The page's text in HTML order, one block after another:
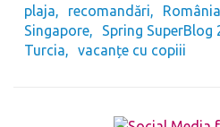
plaja
recomandări România
Singapore
Spring SuperBlog
Turcia
vacanțe cu copiii